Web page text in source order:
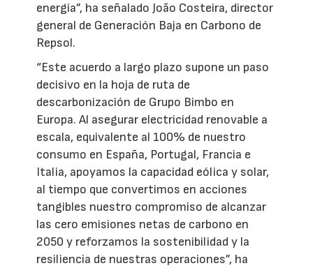
energía”, ha señalado João Costeira, director
general de Generación Baja en Carbono de
Repsol.
“Este acuerdo a largo plazo supone un paso
decisivo en la hoja de ruta de
descarbonización de Grupo Bimbo en
Europa. Al asegurar electricidad renovable a
escala, equivalente al 100% de nuestro
consumo en España, Portugal, Francia e
Italia, apoyamos la capacidad eólica y solar,
al tiempo que convertimos en acciones
tangibles nuestro compromiso de alcanzar
las cero emisiones netas de carbono en
2050 y reforzamos la sostenibilidad y la
resiliencia de nuestras operaciones”, ha